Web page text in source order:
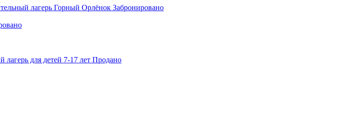
лагерь Горный Орлёнок Забронировано
лагерь для детей 7-17 лет Продано